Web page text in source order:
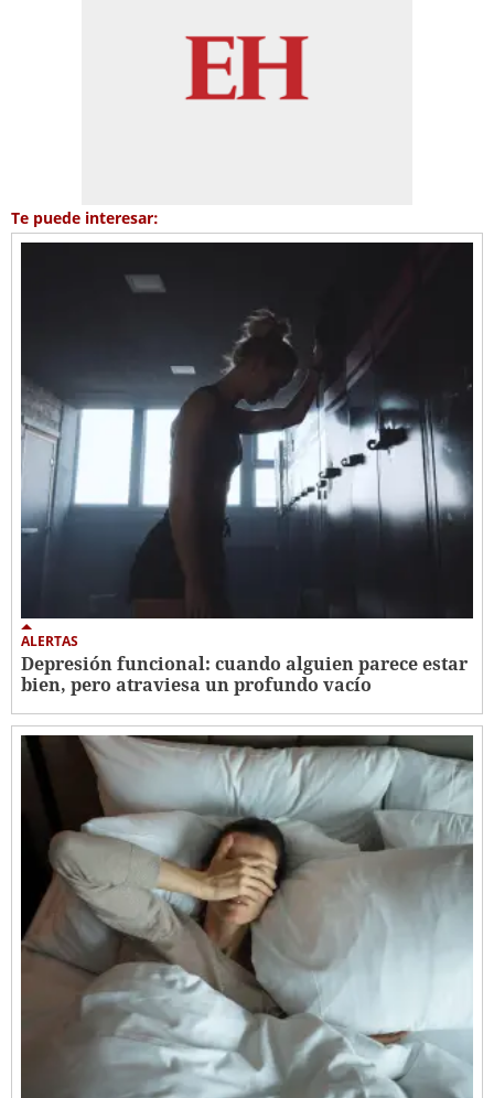
Te puede interesar:
ALERTAS
Depresión funcional: cuando alguien parece estar
bien, pero atraviesa un profundo vacío